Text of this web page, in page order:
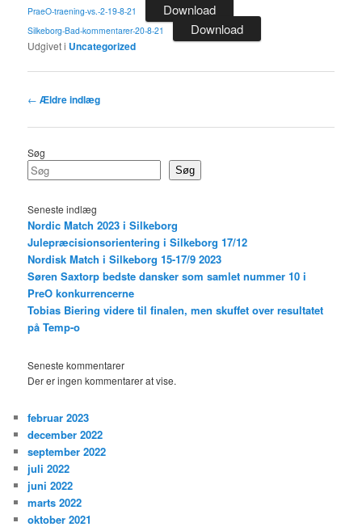
PraeO-traening-vs.-2-19-8-21 Download
Silkeborg-Bad-kommentarer-20-8-21 Download
Udgivet i Uncategorized
Indlægsnavigation
← Ældre indlæg
Søg
Søg
Seneste indlæg
Nordic Match 2023 i Silkeborg
Julepræcisionsorientering i Silkeborg 17/12
Nordisk Match i Silkeborg 15-17/9 2023
Søren Saxtorp bedste dansker som samlet nummer 10 i
PreO konkurrencerne
Tobias Biering videre til finalen, men skuffet over resultatet
på Temp-o
Seneste kommentarer
Der er ingen kommentarer at vise.
februar 2023
december 2022
september 2022
juli 2022
juni 2022
marts 2022
oktober 2021